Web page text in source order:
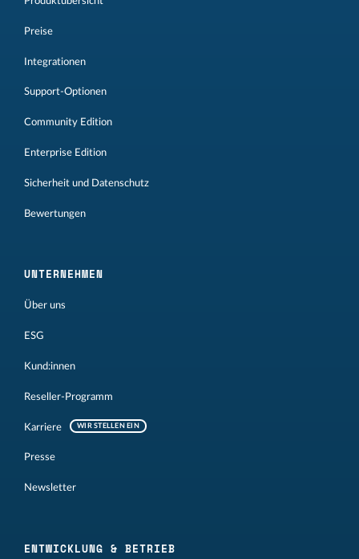
Preise
Integrationen
Support-Optionen
Community Edition
Enterprise Edition
Sicherheit und Datenschutz
Bewertungen
UNTERNEHMEN
Über uns
ESG
Kund:innen
Reseller-Programm
Karriere WIR STELLEN EIN
Presse
Newsletter
ENTWICKLUNG & BETRIEB